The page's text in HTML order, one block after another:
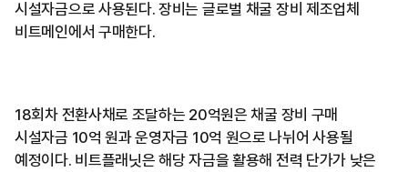
시설자금으로 사용된다. 장비는 글로벌 채굴 장비 제조업체
비트메인에서 구매한다.
18회차 전환사채로 조달하는 20억원은 채굴 장비 구매
시설자금 10억 원과 운영자금 10억 원으로 나뉘어 사용될
예정이다. 비트플래닛은 해당 자금을 활용해 전력 단가가 낮은